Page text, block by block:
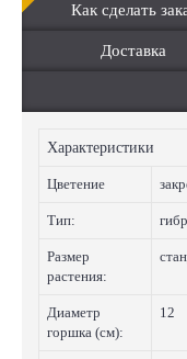
Как сделать
Доставка
Характеристики
Цветение
Тип:
Размер
растения:
Диаметр
горшка (см):
12